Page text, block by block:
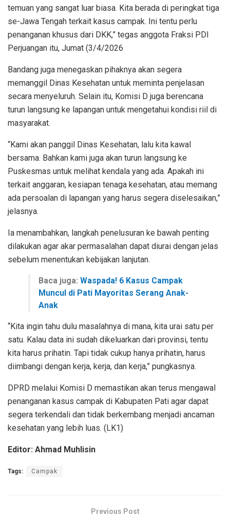
temuan yang sangat luar biasa. Kita berada di peringkat tiga
se-Jawa Tengah terkait kasus campak. Ini tentu perlu
penanganan khusus dari DKK,” tegas anggota Fraksi PDI
Perjuangan itu, Jumat (3/4/2026
Bandang juga menegaskan pihaknya akan segera
memanggil Dinas Kesehatan untuk meminta penjelasan
secara menyeluruh. Selain itu, Komisi D juga berencana
turun langsung ke lapangan untuk mengetahui kondisi riil di
masyarakat.
“Kami akan panggil Dinas Kesehatan, lalu kita kawal
bersama. Bahkan kami juga akan turun langsung ke
Puskesmas untuk melihat kendala yang ada. Apakah ini
terkait anggaran, kesiapan tenaga kesehatan, atau memang
ada persoalan di lapangan yang harus segera diselesaikan,”
jelasnya.
Ia menambahkan, langkah penelusuran ke bawah penting
dilakukan agar akar permasalahan dapat diurai dengan jelas
sebelum menentukan kebijakan lanjutan.
Baca juga: Waspada! 6 Kasus Campak
Muncul di Pati Mayoritas Serang Anak-
Anak
“Kita ingin tahu dulu masalahnya di mana, kita urai satu per
satu. Kalau data ini sudah dikeluarkan dari provinsi, tentu
kita harus prihatin. Tapi tidak cukup hanya prihatin, harus
diimbangi dengan kerja, kerja, dan kerja,” pungkasnya.
DPRD melalui Komisi D memastikan akan terus mengawal
penanganan kasus campak di Kabupaten Pati agar dapat
segera terkendali dan tidak berkembang menjadi ancaman
kesehatan yang lebih luas. (LK1)
Editor: Ahmad Muhlisin
Tags: Campak
Previous Post